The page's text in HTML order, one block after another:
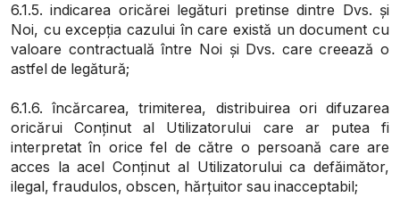
6.1.5. indicarea oricărei legături pretinse dintre Dvs. și
Noi, cu excepția cazului în care există un document cu
valoare contractuală între Noi și Dvs. care creează o
astfel de legătură;
6.1.6. încărcarea, trimiterea, distribuirea ori difuzarea
oricărui Conținut al Utilizatorului care ar putea fi
interpretat în orice fel de către o persoană care are
acces la acel Conținut al Utilizatorului ca defăimător,
ilegal, fraudulos, obscen, hărțuitor sau inacceptabil;